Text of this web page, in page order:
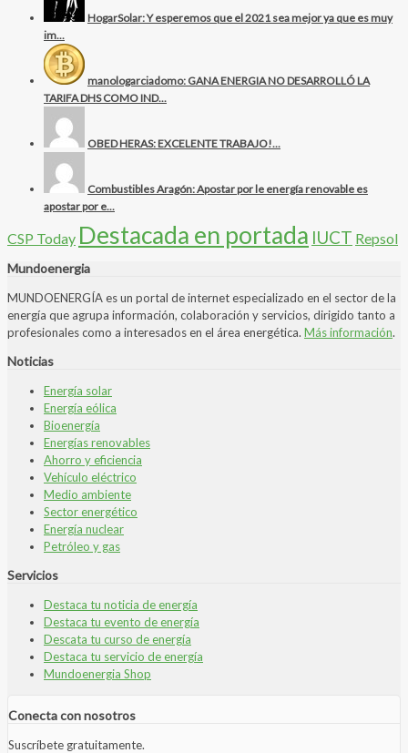
HogarSolar: Y esperemos que el 2021 sea mejor ya que es muy
im...
manologarciadomo: GANA ENERGIA NO DESARROLLÓ LA
TARIFA DHS COMO IND...
OBED HERAS: EXCELENTE TRABAJO!...
Combustibles Aragón: Apostar por le energía renovable es
apostar por e...
CSP Today Destacada en portada IUCT Repsol
Mundoenergia
MUNDOENERGÍA es un portal de internet especializado en el sector de la
energía que agrupa información, colaboración y servicios, dirigido tanto a
profesionales como a interesados en el área energética. Más información.
Noticias
Energía solar
Energía eólica
Bioenergía
Energías renovables
Ahorro y eficiencia
Vehículo eléctrico
Medio ambiente
Sector energético
Energía nuclear
Petróleo y gas
Servicios
Destaca tu noticia de energía
Destaca tu evento de energía
Descata tu curso de energía
Destaca tu servicio de energía
Mundoenergia Shop
Conecta con nosotros
Suscríbete gratuitamente.